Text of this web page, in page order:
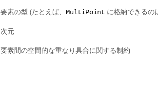
要素の型 (たとえば、 MultiPoint に格納できるの
次元
要素間の空間的な重なり具合に関する制約